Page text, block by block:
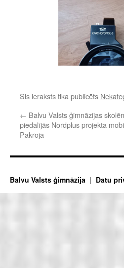
Šis ieraksts tika publicēts
← Balvu Valsts ģimnāzijas
piedalījās Nordplus projekta
Pakrojā
Balvu Valsts ģimnāzija Datu